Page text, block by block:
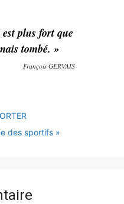
plus fort que
tombé. »
François GERVAIS
des sportifs »